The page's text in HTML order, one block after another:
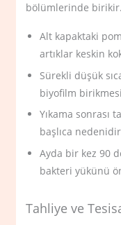
bölümlerinde
Alt kapaktaki
artıklar keskin
Sürekli düşük
biyofilm
Yıkama sonrası
başlıca
Ayda bir kez 90
bakteri yükünü
Tahliye ve